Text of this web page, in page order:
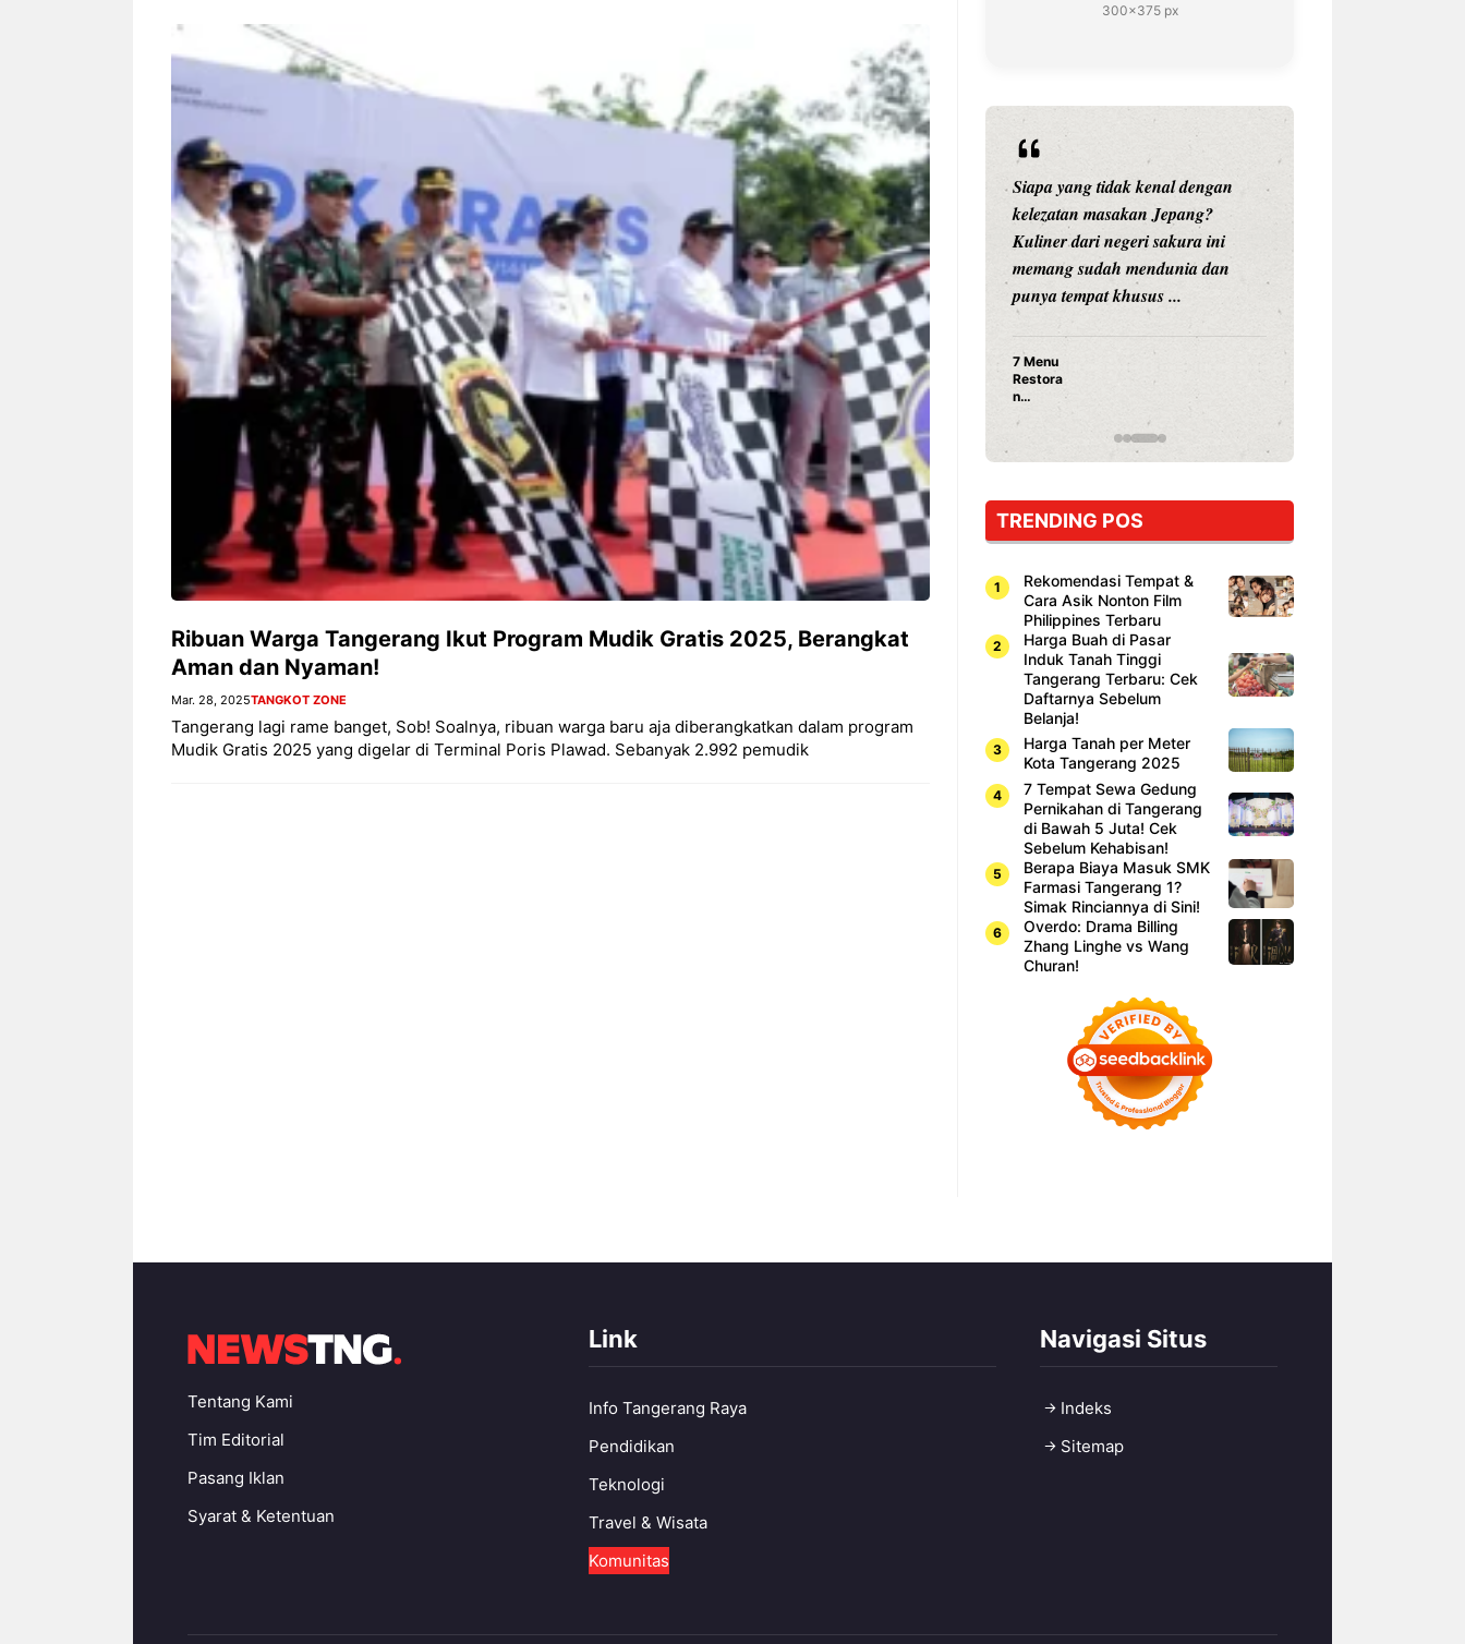
Ribuan Warga Tangerang Ikut Program Mudik Gratis 2025, Berangkat
Aman dan Nyaman!
Mar. 28, 2025TANGKOT ZONE
Tangerang lagi rame banget, Sob! Soalnya, ribuan warga baru aja diberangkatkan dalam program
Mudik Gratis 2025 yang digelar di Terminal Poris Plawad. Sebanyak 2.992 pemudik
300×375 px
Siapa sangka, dua nama besar di
dunia hiburan, Nunung Srimulat
dan Vicky Prasetyo, kini merambah
dunia kuliner dengan membuka
Nunung Srimulat & Vicky
Prasetyo Buka Restoran
Ayam Panggang! Cuma Rp
Bandung – Menyambut pergantian
tahun 2026, restoran all you can
eat Kakkoii All You Can Eat
Bandung menghadirkan
penawaran spesial ...
Sambut 2026, Kakkoii
Bandung Hadirkan Pesta All
You Can Eat Mulai Rp
145.000
Pernah gak sih kamu mulai
ngerjain sesuatu cuma buat iseng-
iseng, eh ternyata malah jadi
peluang bisnis yang
menguntungkan? Nah, itulah ...
Dari Iseng Jadi Cuan: Kisah
TUM_ATUL yang Ubah
Hampers Jadi Bisnis Kece
Siapa yang tidak kenal dengan
kelezatan masakan Jepang?
Kuliner dari negeri sakura ini
memang sudah mendunia dan
punya tempat khusus ...
7 Menu
Restora
n
yang
Dicoba,
Cuma
Sushi!
TRENDING POS
Rekomendasi Tempat &
Cara Asik Nonton Film
Philippines Terbaru
Harga Buah di Pasar
Induk Tanah Tinggi
Tangerang Terbaru: Cek
Daftarnya Sebelum
Belanja!
Harga Tanah per Meter
Kota Tangerang 2025
7 Tempat Sewa Gedung
Pernikahan di Tangerang
di Bawah 5 Juta! Cek
Sebelum Kehabisan!
Berapa Biaya Masuk SMK
Farmasi Tangerang 1?
Simak Rinciannya di Sini!
Overdo: Drama Billing
Zhang Linghe vs Wang
Churan!
Tentang Kami
Tim Editorial
Pasang Iklan
Syarat & Ketentuan
Link
Info Tangerang Raya
Pendidikan
Teknologi
Travel & Wisata
Komunitas
Navigasi Situs
Indeks
Sitemap